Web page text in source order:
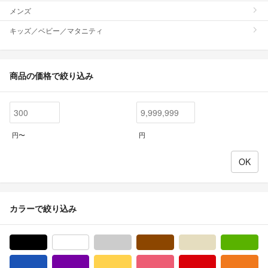
メンズ
キッズ／ベビー／マタニティ
商品の価格で絞り込み
円〜 円
カラーで絞り込み